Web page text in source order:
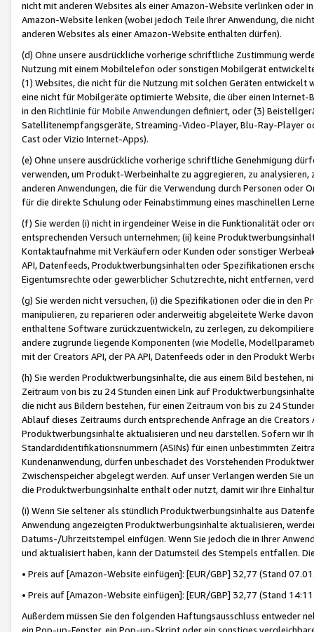
nicht mit anderen Websites als einer Amazon-Website verlinken oder
Amazon-Website lenken (wobei jedoch Teile Ihrer Anwendung, die
anderen Websites als einer Amazon-Website enthalten dürfen).
(d) Ohne unsere ausdrückliche vorherige schriftliche Zustimmung
Nutzung mit einem Mobiltelefon oder sonstigen Mobilgerät
(1) Websites, die nicht für die Nutzung mit solchen Geräten
eine nicht für Mobilgeräte optimierte Website, die über einen
in den Richtlinie für Mobile Anwendungen definiert, oder (3)
Satellitenempfangsgeräte, Streaming-Video-Player, Blu-Ray-Player
Cast oder Vizio Internet-Apps).
(e) Ohne unsere ausdrückliche vorherige schriftliche Genehmigung
verwenden, um Produkt-Werbeinhalte zu aggregieren, zu
anderen Anwendungen, die für die Verwendung durch Personen
für die direkte Schulung oder Feinabstimmung eines maschinellen
(f) Sie werden (i) nicht in irgendeiner Weise in die Funktionalität oder
entsprechenden Versuch unternehmen; (ii) keine
Kontaktaufnahme mit Verkäufern oder Kunden oder sonstiger
API, Datenfeeds, Produktwerbungsinhalten oder Spezifikationen
Eigentumsrechte oder gewerblicher Schutzrechte, nicht entfernen,
(g) Sie werden nicht versuchen, (i) die Spezifikationen oder die in
manipulieren, zu reparieren oder anderweitig abgeleitete Werke
enthaltene Software zurückzuentwickeln, zu zerlegen, zu
andere zugrunde liegende Komponenten (wie Modelle,
mit der Creators API, der PA API, Datenfeeds oder in den Produkt
(h) Sie werden Produktwerbungsinhalte, die aus einem Bild bestehen,
Zeitraum von bis zu 24 Stunden einen Link auf
die nicht aus Bildern bestehen, für einen Zeitraum von bis zu 24
Ablauf dieses Zeitraums durch entsprechende Anfrage an die
Produktwerbungsinhalte aktualisieren und neu darstellen. Sofern wir
Standardidentifikationsnummern (ASINs) für einen unbestimmten
Kundenanwendung, dürfen unbeschadet des Vorstehenden
Zwischenspeicher abgelegt werden. Auf unser Verlangen werden Sie
die Produktwerbungsinhalte enthält oder nutzt, damit wir Ihre
(i) Wenn Sie seltener als stündlich Produktwerbungsinhalte aus
Anwendung angezeigten Produktwerbungsinhalte aktualisieren,
Datums-/Uhrzeitstempel einfügen. Wenn Sie jedoch die in Ihrer
und aktualisiert haben, kann der Datumsteil des Stempels entfallen.
• Preis auf [Amazon-Website einfügen]: [EUR/GBP] 32,77 (Stand
• Preis auf [Amazon-Website einfügen]: [EUR/GBP] 32,77 (Stand
Außerdem müssen Sie den folgenden Haftungsausschluss entweder
ein Pop-up-Fenster, ein Pop-up-Skript oder ein sonstiges